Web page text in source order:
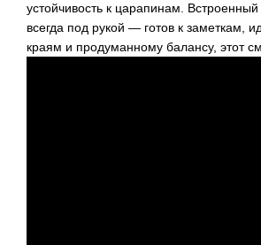
устойчивость к царапинам.
всегда под рукой — готов к заметкам,
краям и продуманному балансу, этот